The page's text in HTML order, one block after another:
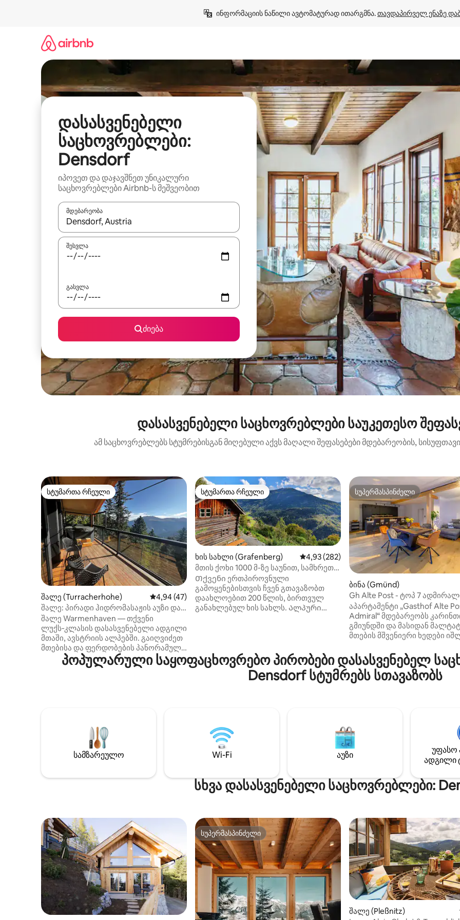
ინფორმაციის ნაწილი ავტომატურად ითარგმნა. თავდაპირველ ენაზე
დასასვენებელი
საცხოვრებლები:
Densdorf
იპოვეთ და დაჯავშნეთ უნიკალური
საცხოვრებლები Airbnb-ს მეშვეობით
მდებარეობა
როცა შედეგები ხელმისაწვდომი გახდება, ნავიგაციისთვის გამოიყენეთ კლავიშები ზემოთ/ქვემოთ მიმართული ისრებით
შესვლა
გასვლა
ძიება
დასასვენებელი საცხოვრებლები საუკეთესო
ამ საცხოვრებლებს სტუმრებისგან მიღებული აქვს მაღალი შეფასებები მდებარეობის,
სტუმართა რჩეული
სტუმართა რჩეული
შალე (Turracherhohe) საშუალო შეფასებაა 5‑დან 4,94, 47 მიმოხილვა
4,94 (47)
შალე: პირადი ჰიდრომასაჟის აუზი და
საუნა მთის ხედით
შალე Warmenhaven — თქვენი
ლუქს‑კლასის დასასვენებელი ადგილი
მთაში, ავსტრიის ალპებში. გაიღვიძეთ
მთებისა და ფერდობების პანორამული
ხედებით, დაისვენეთ პირად საუნასა და
გარე ჰიდრომასაჟის აუზში და
სათხილამურო ლიფტებიდან და
სოფლის ცენტრიდან სულ რაღაც
1 კმ‑ის (მანქანით 3‑წუთის) სავალზე,
თუმცა გარშემო ავსტრიის უდიდესი
მთელი წლის განმავლობაში
სტუმართა რჩეული
სტუმართა რჩეული
ხის სახლი (Grafenberg) საშუალო შეფასებაა 5‑დან 4,93, 282
4,93 (282)
მთის ქოხი 1000 მ-ზე საუნით, სამხრეთ
ფერდობზე
Თქვენი ერთპიროვნული
გამოყენებისთვის ჩვენ გთავაზობთ
დაახლოებით 200 წლის, ბირთვულ
განახლებულ ხის სახლს. Ალპური
საცხოვრებელს ოთხ ადამიანზე
დაახლოებით 50 კვადრატულ მეტრში.
Ის მდებარეობს მზიან ბორცვზე. Ეს
უცნაური საცხოვრებელი არ არის შორს
თხილამურებით სრიალისთვის/
ლაშქრობისთვის, კანოეთი და
მრავალი სხვა მიმართულებისთვის.
Გაეცანით ჩემს პროფილში მოცემულ
სუპერმასპინძელი
სუპერმასპინძელი
ბინა (Gmünd)
Gh Alte Post - ტოპ 7
აპარტამენტი „Gasthof Alte
Admiral“ მდებარეობს
გმიუნდში და მასიდან
მთების მშვენიერი ხედები
სასადილო სივრცე
დივანი‑საწოლი და სრულად
აღჭურვილი სამზარეულო
მაცივარ‑საყინულით, ყავის
საკუთარი სააბაზანო, და
6 ადამიანისთვის არის
საყოფაცხოვრებო პირობებში
მაღალსიჩქარიანი Wi‑Fi,
სმარტ‑ტელევიზორი
სტრიმინგ‑სერვისებით.
პოპულარული საყოფაცხოვრებო პირობები დასასვენებელ
Densdorf სტუმრებს სთავაზობს
სამზარეულო Wi-Fi აუზი
უფასო
ადგილი
სხვა დასასვენებელი საცხოვრებლები:
სუპერმასპინძელი
სუპერმასპინძელი
შალე (Pleßnitz)